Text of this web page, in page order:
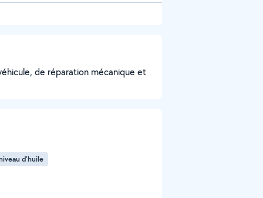
de réparation mécanique et
d'huile